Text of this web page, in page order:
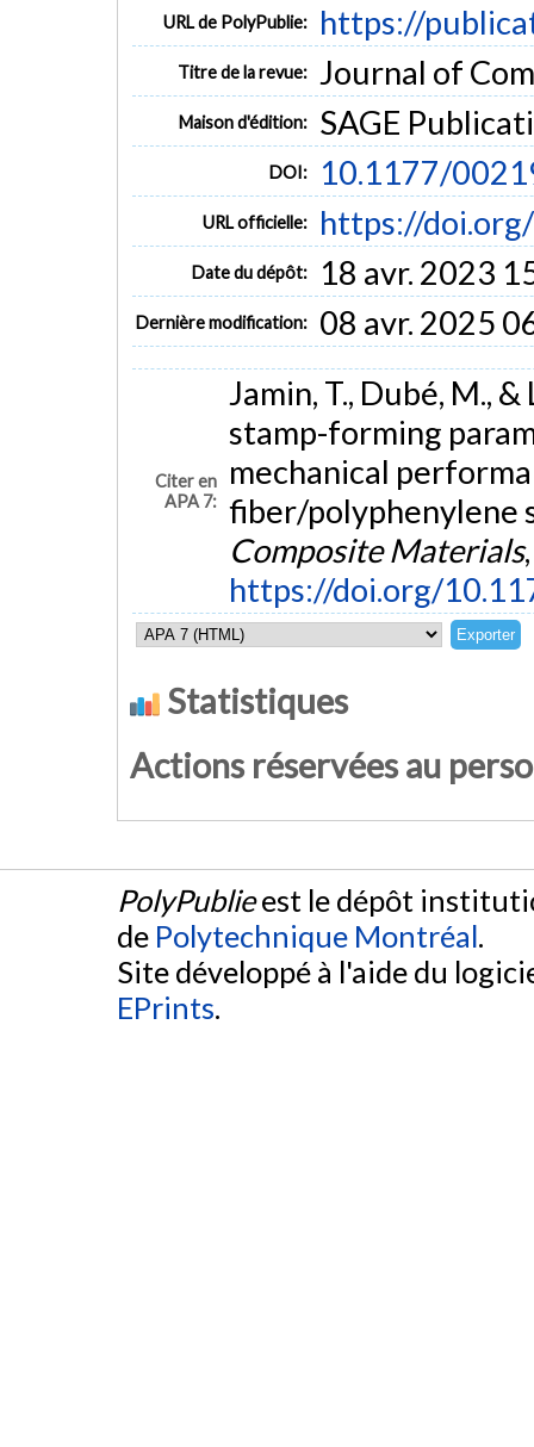
URL de PolyPublie: https://
Titre de la revue: Journal of
Maison d'édition: SAGE
DOI: 10.1177/
URL officielle: https://
Date du dépôt: 18 avr. 2023
Dernière modification: 08 avr. 2025
Citer en
APA 7:
Jamin, T., Dubé, M.,
stamp-forming
mechanical
fiber/polyphenylene
Composite Materials
https://doi.org/
Statistiques
Actions réservées au
PolyPublieest le dépôt
de Polytechnique Montréal.
Site développé à l'aide du
EPrints.